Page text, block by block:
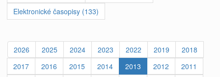
Elektronické časopisy (133)
2026 2025 2024 2023 2022 2019
2018
2017
2016 2015 2014 2013 2012
2011